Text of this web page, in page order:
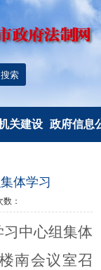
关建设
文明创建
典型风采
政府信息
政府信息公
度报告
依申请公
体学习
：
中心组集体
南会议室召